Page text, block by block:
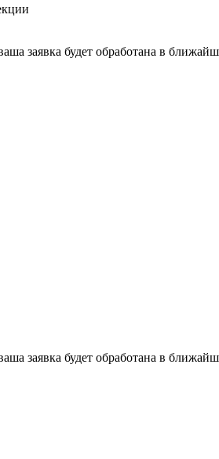
заявка будет обработана в
заявка будет обработана в